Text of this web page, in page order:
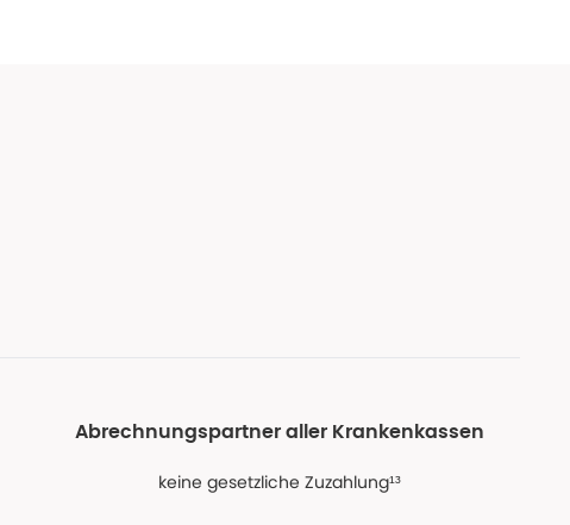
Abrechnungspartner aller Krankenkassen
keine gesetzliche Zuzahlung¹³